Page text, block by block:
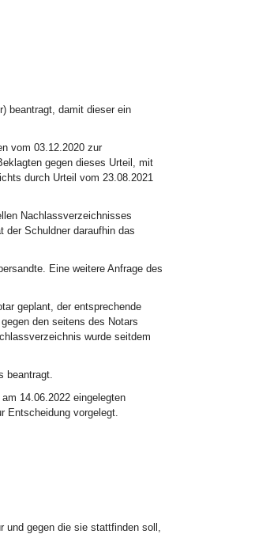
beantragt, damit dieser ein
vom 03.12.2020 zur
gegen dieses Urteil, mit
durch Urteil vom 23.08.2021
Nachlassverzeichnisses
der Schuldner daraufhin das
Eine weitere Anfrage des
geplant, der entsprechende
den seitens des Notars
wurde seitdem
beantragt.
14.06.2022 eingelegten
Entscheidung vorgelegt.
und gegen die sie stattfinden soll,